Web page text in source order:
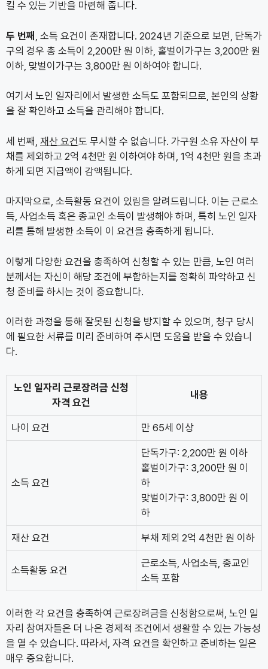
킬 수 있는 기반을 마련해 줍니다.
두 번째 , 소득 요건이 존재합니다. 2024년 기준으로 보면, 단독가
구의 경우 총 소득이 2,200만 원 이하, 홑벌이가구는 3,200만 원
이하, 맞벌이가구는 3,800만 원 이하여야 합니다.
여기서 노인 일자리에서 발생한 소득도 포함되므로, 본인의 상황
을 잘 확인하고 소득을 관리해야 합니다.
세 번째, 재산 요건도 무시할 수 없습니다. 가구원 소유 자산이 부
채를 제외하고 2억 4천만 원 이하여야 하며, 1억 4천만 원을 초과
하게 되면 지급액이 감액됩니다.
마지막으로, 소득활동 요건이 있림을 알려드립니다. 이는 근로소
득, 사업소득 혹은 종교인 소득이 발생해야 하며, 특히 노인 일자
리를 통해 발생한 소득이 이 요건을 충족하게 됩니다.
이렇게 다양한 요건을 충족하여 신청할 수 있는 만큼, 노인 여러
분께서는 자신이 해당 조건에 부합하는지를 정확히 파악하고 신
청 준비를 하시는 것이 중요합니다.
이러한 과정을 통해 잘못된 신청을 방지할 수 있으며, 청구 당시
에 필요한 서류를 미리 준비하여 주시면 도움을 받을 수 있습니
다.
노인 일자리 근로장려금 신청
자격 요건
내용
나이 요건 만 65세 이상
소득 요건
단독가구: 2,200만 원 이하
홑벌이가구: 3,200만 원 이
하
맞벌이가구: 3,800만 원 이
하
재산 요건 부채 제외 2억 4천만 원 이하
소득활동 요건
근로소득, 사업소득, 종교인
소득 포함
이러한 각 요건을 충족하여 근로장려금을 신청함으로써, 노인 일
자리 참여자들은 더 나은 경제적 조건에서 생활할 수 있는 가능성
을 열 수 있습니다. 따라서, 자격 요건을 확인하고 준비하는 일은
매우 중요합니다.